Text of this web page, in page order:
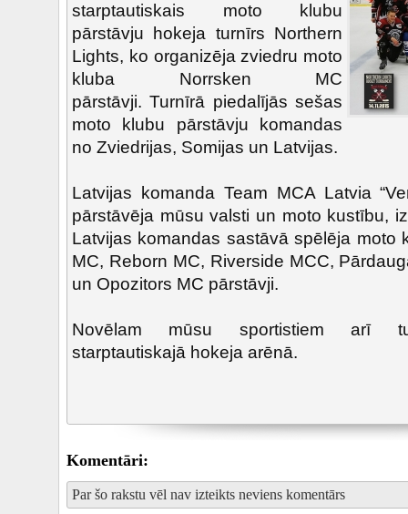
starptautiskais moto klubu
pārstāvju hokeja turnīrs Northern
Lights, ko organizēja zviedru moto
kluba Norrsken MC
pārstāvji. Turnīrā piedalījās sešas
moto klubu pārstāvju komandas
no Zviedrijas, Somijas un Latvijas.
Latvijas komanda Team MCA Latvia
pārstāvēja mūsu valsti un moto kustību,
Latvijas komandas sastāvā spēlēja moto
MC, Reborn MC, Riverside MCC,
un Opozitors MC pārstāvji.
Novēlam mūsu sportistiem arī
starptautiskajā hokeja arēnā.
Komentāri:
Par šo rakstu vēl nav izteikts neviens komentārs